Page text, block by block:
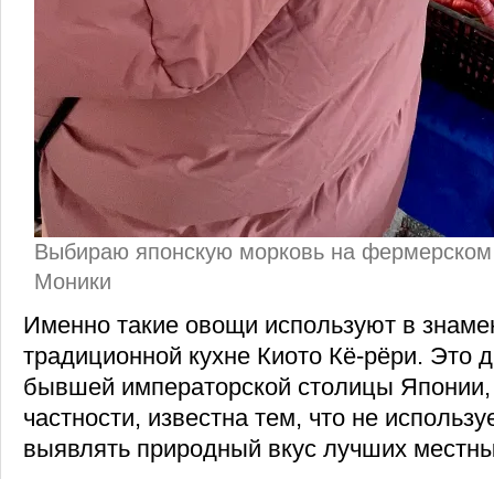
Выбираю японскую морковь на
Моники
Именно такие овощи используют в
традиционной кухне Киото Кё-рёри. Это
бывшей императорской столицы Японии,
частности, известна тем, что не
выявлять природный вкус лучших